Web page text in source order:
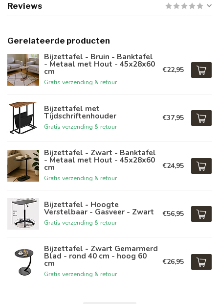
Reviews
Gerelateerde producten
Bijzettafel - Bruin - Banktafel
- Metaal met Hout - 45x28x60
cm
Gratis verzending & retour
€22,95
Bijzettafel met
Tijdschriftenhouder
Gratis verzending & retour
€37,95
Bijzettafel - Zwart - Banktafel
- Metaal met Hout - 45x28x60
cm
Gratis verzending & retour
€24,95
Bijzettafel - Hoogte
Verstelbaar - Gasveer - Zwart
Gratis verzending & retour
€56,95
Bijzettafel - Zwart Gemarmerd
Blad - rond 40 cm - hoog 60
cm
Gratis verzending & retour
€26,95